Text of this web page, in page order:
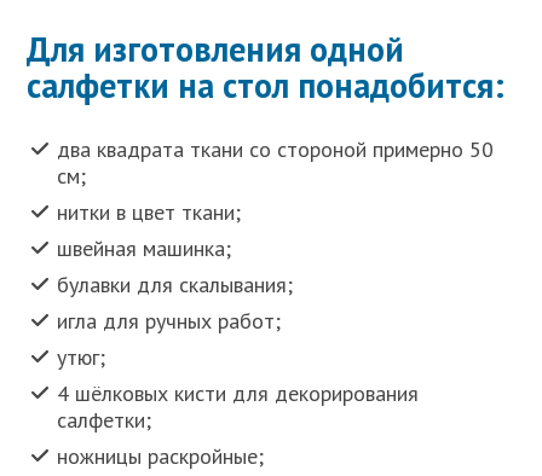
Для изготовления одной
салфетки на стол понадобится:
два квадрата ткани со стороной примерно 50
см;
нитки в цвет ткани;
швейная машинка;
булавки для скалывания;
игла для ручных работ;
утюг;
4 шёлковых кисти для декорирования
салфетки;
ножницы раскройные;